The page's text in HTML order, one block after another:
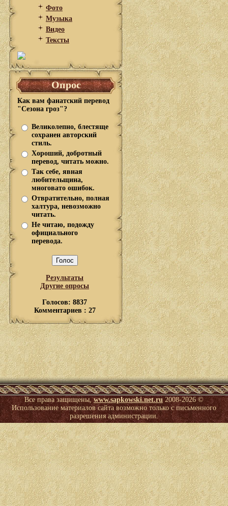
Фото
Музыка
Видео
Тексты
Опрос
Как вам фанатский перевод
"Сезона гроз"?
Великолепно, блестяще
сохранен авторский
стиль.
Хороший, добротный
перевод, читать можно.
Так себе, явная
любительщина,
многовато ошибок.
Отвратительно, полная
халтура, невозможно
читать.
Не читаю, подожду
официального
перевода.
Результаты
Другие опросы
Голосов: 8837
Комментариев : 27
Все права защищены,www.sapkowski.net.ru2008-2026 ©
Использование материалов сайта возможно только с письменного
разрешения администрации.